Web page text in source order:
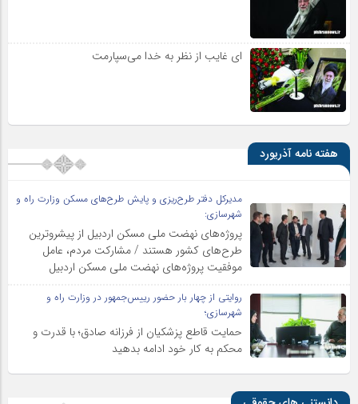
ای غایب از نظر به خدا می‌سپارمت
هفته نامه آذریورد
مدیرکل دفتر طرح‌ریزی و پایش طرح‌های مسکن وزارت راه و
شهرسازی:
پروژه‌های نهضت ملی مسکن اردبیل از پیشروترین
طرح‌های کشور هستند / مشارکت مردم، عامل
موفقیت پروژه‌های نهضت ملی مسکن اردبیل
روایتی از چهار بار حضور رییس‌جمهور در وزارت راه و
شهرسازی؛
حمایت قاطع پزشکیان از فرزانه صادق؛ با قدرت و
محکم به کار خود ادامه بدهید